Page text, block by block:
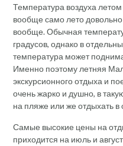
Температура воздуха
вообще само лето
вообще. Обычная
градусов, однако в
температура может
Именно поэтому летняя
экскурсионного отдыха и
очень жарко и душно, в
на пляже или же отдыхать в
Самые высокие цены на
приходится на июль и